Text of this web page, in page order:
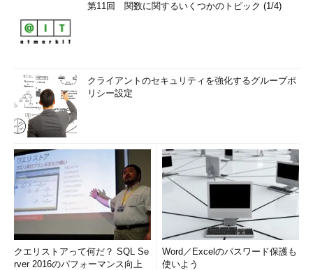
第11回 関数に関するいくつかのトピック (1/4)
クライアントのセキュリティを強化するグループポ
リシー設定
クエリストアって何だ？ SQL Se
rver 2016のパフォーマンス向上
Word／Excelのパスワード保護も
使いよう